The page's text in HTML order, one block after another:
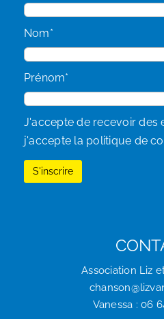
Nom*
Prénom*
J'accepte de recevoir des
j'accepte la politique de
Association Liz
Vanessa : 06